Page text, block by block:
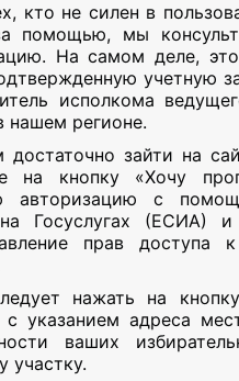
кто не силен в
помощью, мы
На самом деле,
учетную
исполкома
нашем регионе.
достаточно зайти на
на кнопку «Хочу
авторизацию с
Госуслугах (ЕСИА)
прав
нажать на
с указанием адреса
ваших
участку.